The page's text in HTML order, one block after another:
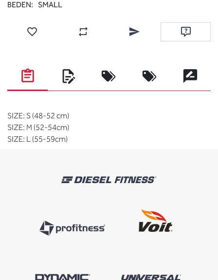
BEDEN: SMALL
Karşılaştırma listesine ekleArkadaşına e-posta ile
Soru sor
SIZE: S (48-52 cm)
SIZE: M (52-54cm)
SIZE: L (55-59cm)